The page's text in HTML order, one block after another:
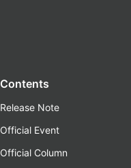
Contents
Release Note
Official Event
Official Column